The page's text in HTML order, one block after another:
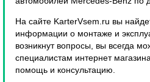
На сайте KarterVsem.ru вы
информации о монтаже и
возникнут вопросы, вы всегда
специалистам интернет
помощь и консультацию.